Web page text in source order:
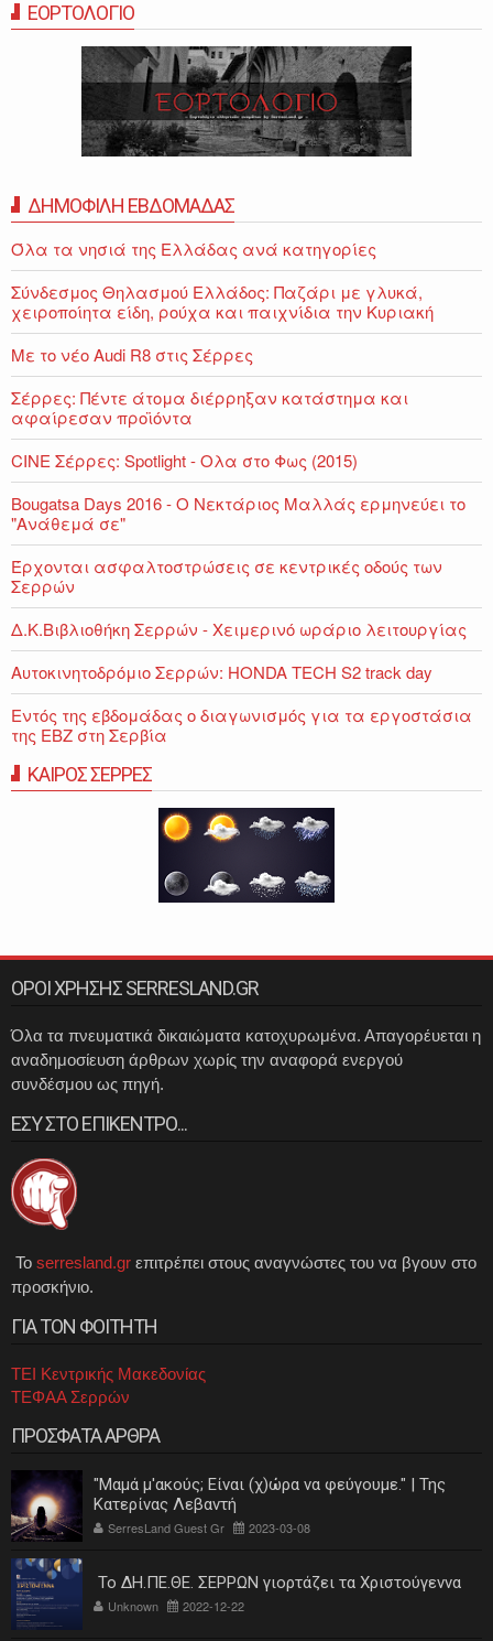
ΕΟΡΤΟΛΟΓΙΟ
ΔΗΜΟΦΙΛΗ ΕΒΔΟΜΑΔΑΣ
Όλα τα νησιά της Ελλάδας ανά κατηγορίες
Σύνδεσμος Θηλασμού Ελλάδος: Παζάρι με γλυκά,
χειροποίητα είδη, ρούχα και παιχνίδια την Κυριακή
Με το νέο Audi R8 στις Σέρρες
Σέρρες: Πέντε άτομα διέρρηξαν κατάστημα και
αφαίρεσαν προϊόντα
CINE Σέρρες: Spotlight - Ολα στο Φως (2015)
Bougatsa Days 2016 - Ο Νεκτάριος Μαλλάς ερμηνεύει το
"Ανάθεμά σε"
Έρχονται ασφαλτοστρώσεις σε κεντρικές οδούς των
Σερρών
Δ.Κ.Βιβλιοθήκη Σερρών - Χειμερινό ωράριο λειτουργίας
Αυτοκινητοδρόμιο Σερρών: HONDA TECH S2 track day
Εντός της εβδομάδας ο διαγωνισμός για τα εργοστάσια
της ΕΒΖ στη Σερβία
ΚΑΙΡΟΣ ΣΕΡΡΕΣ
ΟΡΟΙ ΧΡΗΣΗΣ SERRESLAND.GR
Όλα τα πνευματικά δικαιώματα κατοχυρωμένα. Απαγορέυεται η
αναδημοσίευση άρθρων χωρίς την αναφορά ενεργού
συνδέσμου ως πηγή.
ΕΣΥ ΣΤΟ ΕΠΙΚΕΝΤΡΟ...
Το serresland.gr επιτρέπει στους αναγνώστες του να βγουν στο
προσκήνιο.
ΓΙΑ ΤΟΝ ΦΟΙΤΗΤΗ
ΤΕΙ Κεντρικής Μακεδονίας
ΤΕΦΑΑ Σερρών
ΠΡΟΣΦΑΤΑ ΑΡΘΡΑ
"Μαμά μ'ακούς; Είναι (χ)ώρα να φεύγουμε." | Της
Κατερίνας Λεβαντή
SerresLand Guest Gr 2023-03-08
Το ΔΗ.ΠΕ.ΘΕ. ΣΕΡΡΩΝ γιορτάζει τα Χριστούγεννα
Unknown 2022-12-22